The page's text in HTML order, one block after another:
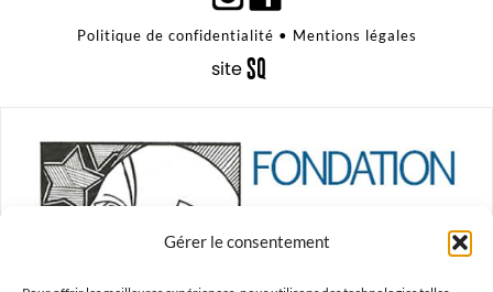
Gérer le consentement
Politique de confidentialité • Mentions légales
siteS q